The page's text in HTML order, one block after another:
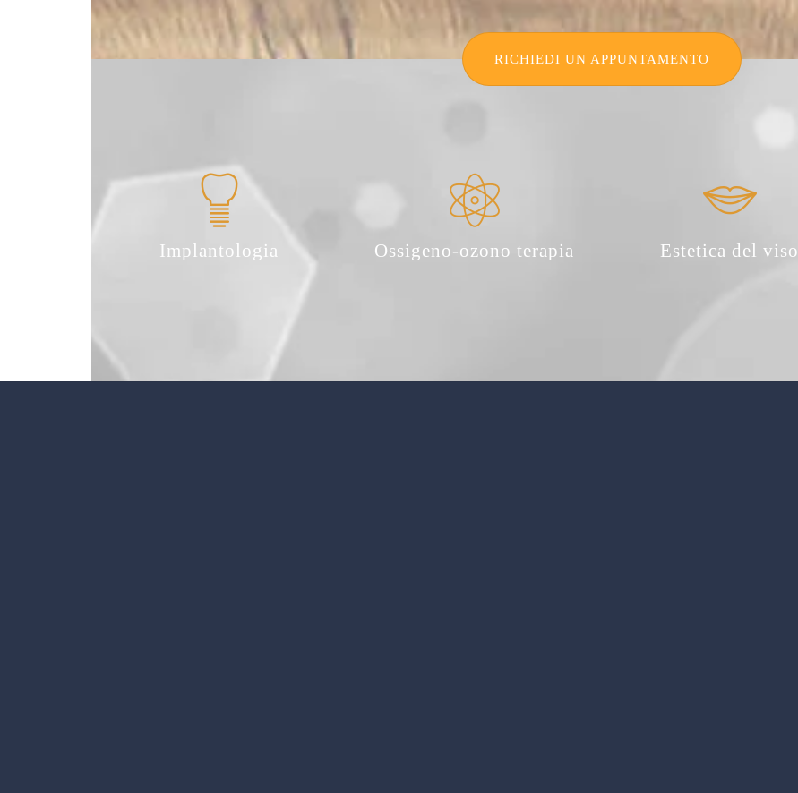
RICHIEDI UN APPUNTAMENTO
Implantologia Ossigeno-ozono terapia Estetica del viso